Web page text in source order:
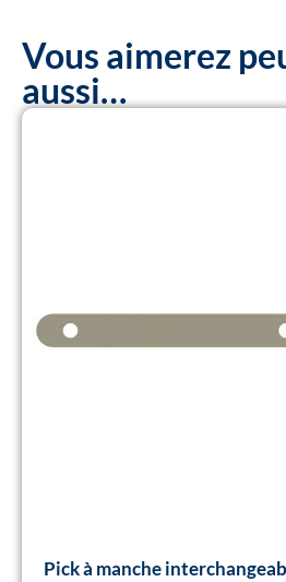
Vous aimerez
aussi…
Pick à manche